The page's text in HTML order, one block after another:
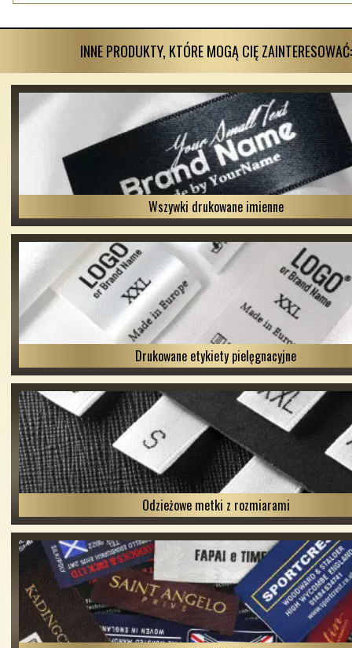
INNE PRODUKTY, KTÓRE MOGĄ CIĘ ZAINTERESOWAĆ:
Wszywki drukowane imienne
Drukowane etykiety pielęgnacyjne
Odzieżowe metki z rozmiarami